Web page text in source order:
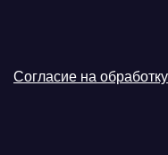
Согласие на